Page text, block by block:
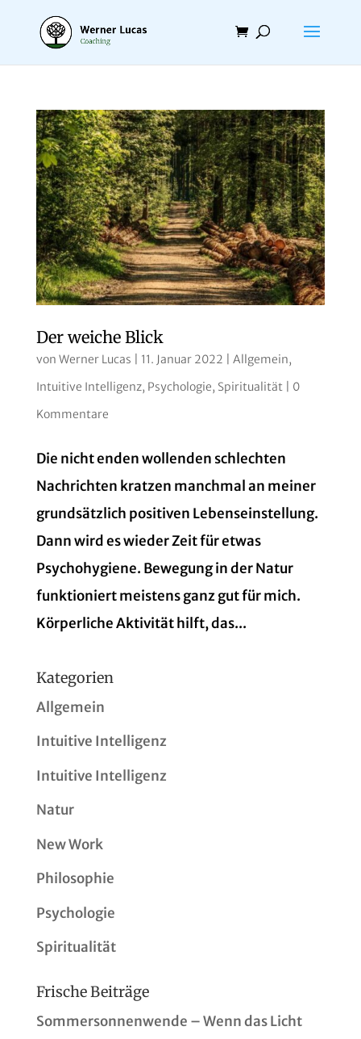
Der weiche Blick
von Werner Lucas 11. Januar 2022 Allgemein,
Intuitive Intelligenz, Psychologie, Spiritualität| 0
Kommentare
Die nicht enden wollenden schlechten
Nachrichten kratzen manchmal an meiner
grundsätzlich positiven Lebenseinstellung.
Dann wird es wieder Zeit für etwas
Psychohygiene. Bewegung in der Natur
funktioniert meistens ganz gut für mich.
Körperliche Aktivität hilft, das...
Kategorien
Allgemein
Intuitive Intelligenz
Intuitive Intelligenz
Natur
New Work
Philosophie
Psychologie
Spiritualität
Frische Beiträge
Sommersonnenwende – Wenn das Licht